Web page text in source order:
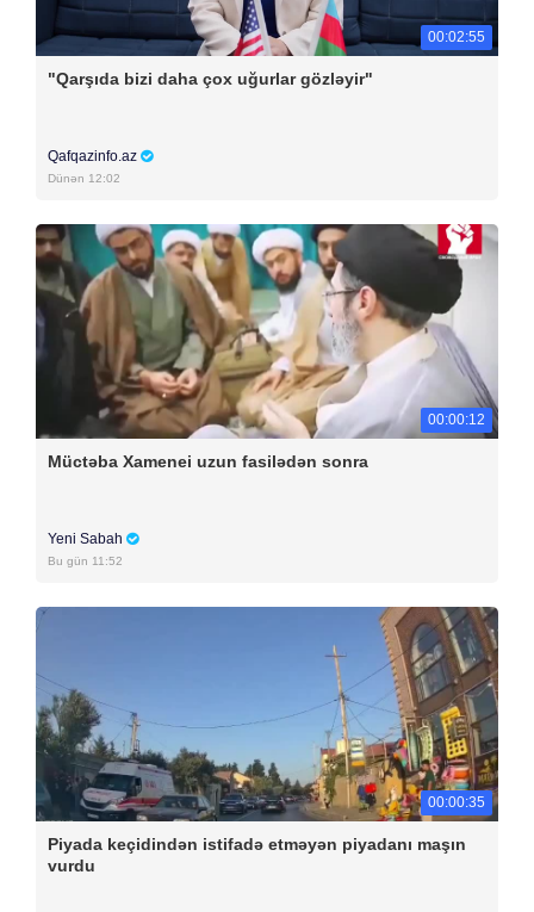
00:02:55
"Qarşıda bizi daha çox uğurlar gözləyir"
Qafqazinfo.az
Dünən 12:02
00:00:12
Müctəba Xamenei uzun fasilədən sonra
Yeni Sabah
Bu gün 11:52
00:00:35
Piyada keçidindən istifadə etməyən piyadanı maşın
vurdu